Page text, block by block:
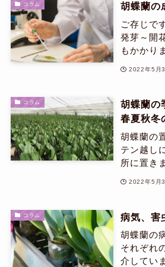
コラム 胡蝶蘭の
ご存じで
発芽～開
もかかり
2022年5月
コラム
胡蝶蘭の
春夏秋冬
胡蝶蘭の
テン越し
所に置き
2022年5月
コラム 病気、害
胡蝶蘭の
それぞれ
介してい